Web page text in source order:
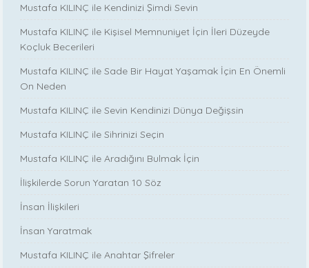
Mustafa KILINÇ ile Kendinizi Şimdi Sevin
Mustafa KILINÇ ile Kişisel Memnuniyet İçin İleri Düzeyde
Koçluk Becerileri
Mustafa KILINÇ ile Sade Bir Hayat Yaşamak İçin En Önemli
On Neden
Mustafa KILINÇ ile Sevin Kendinizi Dünya Değişsin
Mustafa KILINÇ ile Sihrinizi Seçin
Mustafa KILINÇ ile Aradığını Bulmak İçin
İlişkilerde Sorun Yaratan 10 Söz
İnsan İlişkileri
İnsan Yaratmak
Mustafa KILINÇ ile Anahtar Şifreler